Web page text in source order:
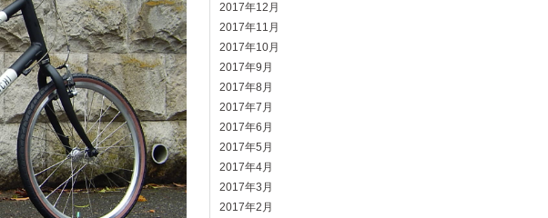
2017年12月
2017年11月
2017年10月
2017年9月
2017年8月
2017年7月
2017年6月
2017年5月
2017年4月
2017年3月
2017年2月